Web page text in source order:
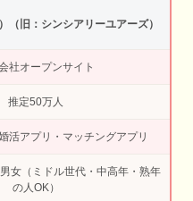
（旧：シンシアリーユアーズ）
社オープンサイト
推定50万人
活アプリ・マッチングアプリ
女（ミドル世代・中高年・熟年
の人OK）